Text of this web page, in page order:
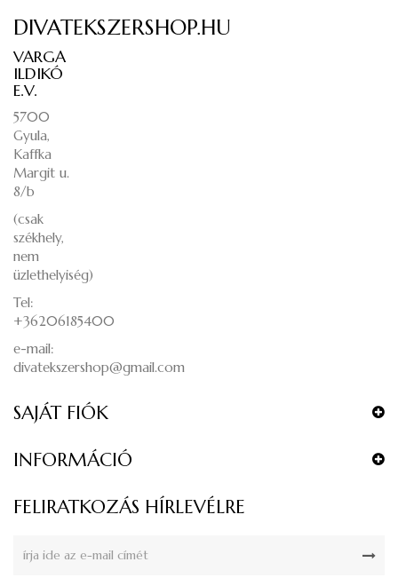
DIVATEKSZERSHOP.HU
VARGA
ILDIKÓ
E.V.
5700
Gyula,
Kaffka
Margit u.
8/b
(csak
székhely,
nem
üzlethelyiség)
Tel:
+36206185400
e-mail:
divatekszershop@gmail.com
SAJÁT FIÓK
INFORMÁCIÓ
FELIRATKOZÁS HÍRLEVÉLRE